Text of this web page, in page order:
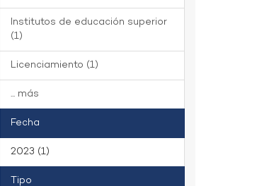
Institutos de educación superior
(1)
Licenciamiento (1)
... más
Fecha
2023 (1)
Tipo